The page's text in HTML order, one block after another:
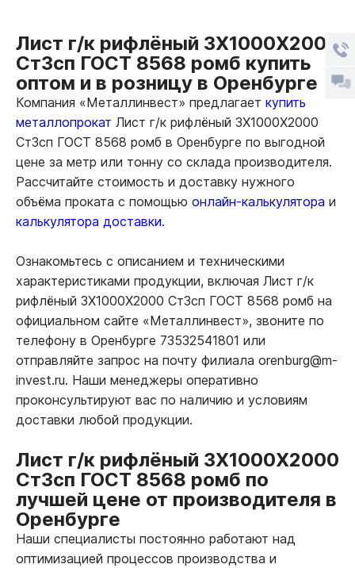
Лист г/к рифлёный 3Х1000Х2000
Ст3сп ГОСТ 8568 ромб купить
оптом и в розницу в Оренбурге
Компания «Металлинвест» предлагает купить
металлопрокат Лист г/к рифлёный 3Х1000Х2000
Ст3сп ГОСТ 8568 ромб в Оренбурге по выгодной
цене за метр или тонну со склада производителя.
Рассчитайте стоимость и доставку нужного
объёма проката с помощью онлайн-калькулятора и
калькулятора доставки.
Ознакомьтесь с описанием и техническими
характеристиками продукции, включая Лист г/к
рифлёный 3Х1000Х2000 Ст3сп ГОСТ 8568 ромб на
официальном сайте «Металлинвест», звоните по
телефону в Оренбурге 73532541801 или
отправляйте запрос на почту филиала orenburg@m-
invest.ru. Наши менеджеры оперативно
проконсультируют вас по наличию и условиям
доставки любой продукции.
Лист г/к рифлёный 3Х1000Х2000
Ст3сп ГОСТ 8568 ромб по
лучшей цене от производителя в
Оренбурге
Наши специалисты постоянно работают над
оптимизацией процессов производства и